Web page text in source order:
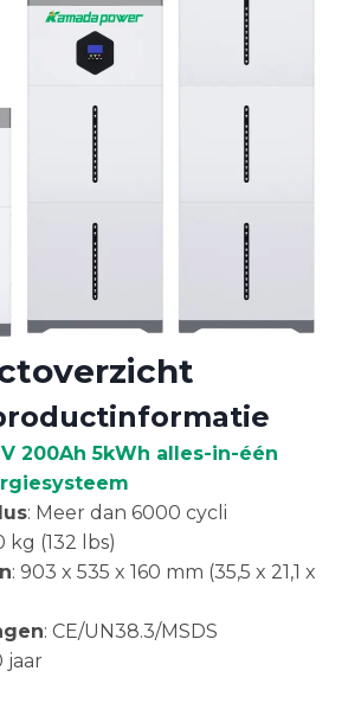
200Ah 5kWh alles-in-één
: Meer dan 6000 cycli
kg (132 lbs)
: 903 x 535 x 160 mm (35,5 x 21,1 x
: CE/UN38.3/MSDS
jaar